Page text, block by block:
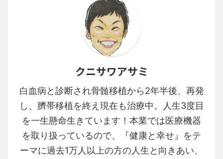
クニサワアサミ
白血病と診断され骨髄移植から2年半後、再発
し、臍帯移植を終え現在も治療中。人生3度目
を一生懸命生きています！本業では医療機器
を取り扱っているので、『健康と幸せ』をテ
ーマに過去1万人以上の方の人生と向きあい、